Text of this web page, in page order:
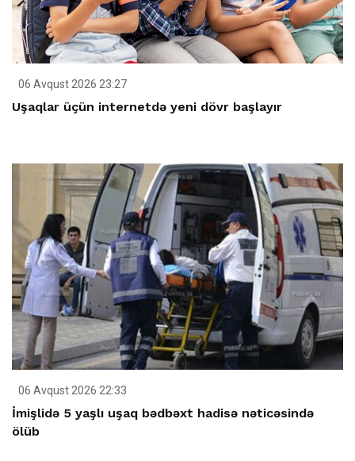
06 Avqust 2026 23:27
Uşaqlar üçün internetdə yeni dövr başlayır
06 Avqust 2026 22:33
İmişlidə 5 yaşlı uşaq bədbəxt hadisə nəticəsində
ölüb